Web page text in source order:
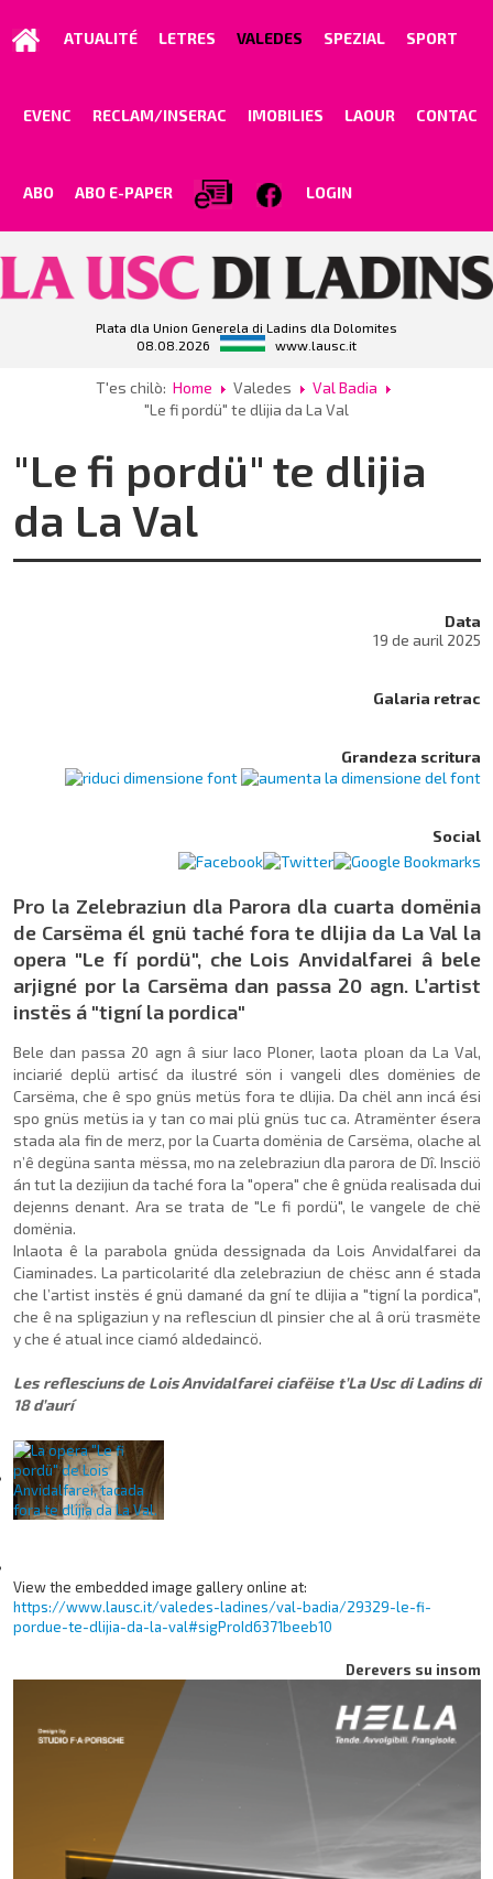
ATUALITÉ LETRES VALEDES SPEZIAL SPORT
EVENC RECLAM/INSERAC IMOBILIES LAOUR CONTAC
ABO ABO E-PAPER LOGIN
Plata dla Union Generela di Ladins dla Dolomites
08.08.2026
www.lausc.it
T'es chilò: Home Valedes
Val Badia
"Le fi pordü" te dlijia da La Val
"Le fi pordü" te dlijia
da La Val
Data
19 de auril 2025
Galaria retrac
Grandeza scritura
Social
Pro la Zelebraziun dla Parora dla cuarta domënia
de Carsëma él gnü taché fora te dlijia da La Val la
opera "Le fí pordü", che Lois Anvidalfarei â bele
arjigné por la Carsëma dan passa 20 agn. L’artist
instës á "tigní la pordica"
Bele dan passa 20 agn â siur Iaco Ploner, laota ploan da La Val,
inciarié deplü artisć da ilustré sön i vangeli dles domënies de
Carsëma, che ê spo gnüs metüs fora te dlijia. Da chël ann incá ési
spo gnüs metüs ia y tan co mai plü gnüs tuc ca. Atramënter ésera
stada ala fin de merz, por la Cuarta domënia de Carsëma, olache al
n’ê degüna santa mëssa, mo na zelebraziun dla parora de Dî. Insciö
án tut la dezijiun da taché fora la "opera" che ê gnüda realisada dui
dejenns denant. Ara se trata de "Le fi pordü", le vangele de chë
domënia.
Inlaota ê la parabola gnüda dessignada da Lois Anvidalfarei da
Ciaminades. La particolarité dla zelebraziun de chësc ann é stada
che l’artist instës é gnü damané da gní te dlijia a "tigní la pordica",
che ê na spligaziun y na reflesciun dl pinsier che al â orü trasmëte
y che é atual ince ciamó aldedaincö.
Les reflesciuns de Lois Anvidalfarei ciafëise t’La Usc di Ladins di
18 d’aurí
View the embedded image gallery online at:
https://www.lausc.it/valedes-ladines/val-badia/29329-le-fi-
pordue-te-dlijia-da-la-val#sigProId6371beeb10
Derevers su insom